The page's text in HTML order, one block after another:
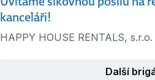
kanceláři!
HAPPY HOUSE RENTALS, s.r.o.
Další